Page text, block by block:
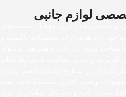
لوازم جانبی